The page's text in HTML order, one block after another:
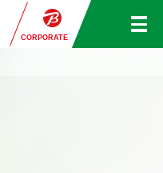
CORPORATE
中途の方 簡単エントリー